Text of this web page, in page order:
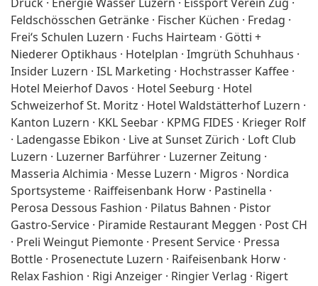
Feldschösschen Getränke · Fischer Küchen · Fredag ·
Frei‘s Schulen Luzern · Fuchs Hairteam · Götti +
Niederer Optikhaus · Hotelplan · Imgrüth Schuhhaus ·
Insider Luzern · ISL Marketing · Hochstrasser Kaffee ·
Hotel Meierhof Davos · Hotel Seeburg · Hotel
Schweizerhof St. Moritz · Hotel Waldstätterhof Luzern ·
Kanton Luzern · KKL Seebar · KPMG FIDES · Krieger Rolf
· Ladengasse Ebikon · Live at Sunset Zürich · Loft Club
Luzern · Luzerner Barführer · Luzerner Zeitung ·
Masseria Alchimia · Messe Luzern · Migros · Nordica
Sportsysteme · Raiffeisenbank Horw · Pastinella ·
Perosa Dessous Fashion · Pilatus Bahnen · Pistor
Gastro-Service · Piramide Restaurant Meggen · Post CH
· Preli Weingut Piemonte · Present Service · Pressa
Bottle · Prosenectute Luzern · Raifeisenbank Horw ·
Relax Fashion · Rigi Anzeiger · Ringier Verlag · Rigert